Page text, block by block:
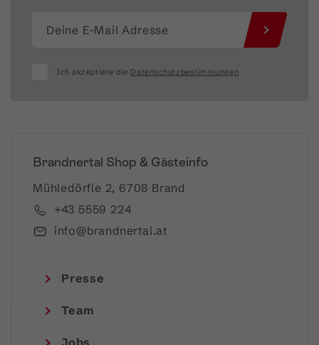
Ich akzeptiere die Datenschutzbestimmungen
Brandnertal Shop & Gästeinfo
Mühledörfle 2, 6708 Brand
+43 5559 224
info@brandnertal.at
Presse
Team